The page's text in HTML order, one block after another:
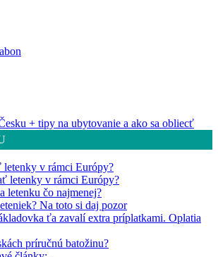
+ tipy na ubytovanie a ako sa obliecť
v rámci Európy?
letenky v rámci Európy?
letenku čo najmenej?
Na toto si daj pozor
ťa zavalí extra príplatkami. Oplatia
príručnú batožinu?